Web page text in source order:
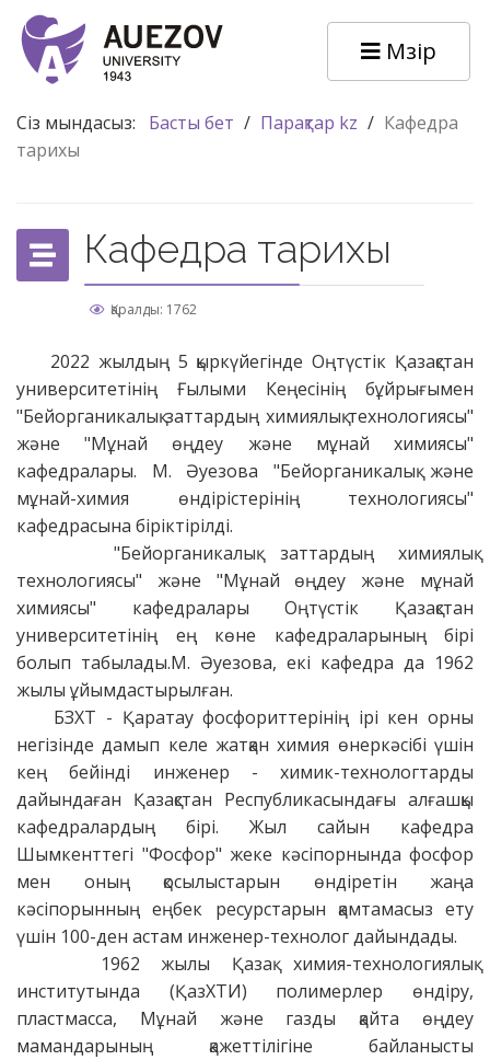
Мәзір
Сіз мындасыз: Басты бет / Парақтар kz / Кафедра
тарихы
Кафедра тарихы
Қаралды: 1762
2022 жылдың 5 қыркүйегінде Оңтүстік Қазақстан
университетінің Ғылыми Кеңесінің бұйрығымен
"Бейорганикалық заттардың химиялық технологиясы"
және "Мұнай өңдеу және мұнай химиясы"
кафедралары. М. Әуезова "Бейорганикалық және
мұнай-химия өндірістерінің технологиясы"
кафедрасына біріктірілді.
"Бейорганикалық заттардың химиялық
технологиясы" және "Мұнай өңдеу және мұнай
химиясы" кафедралары Оңтүстік Қазақстан
университетінің ең көне кафедраларының бірі
болып табылады.М. Әуезова, екі кафедра да 1962
жылы ұйымдастырылған.
БЗХТ - Қаратау фосфориттерінің ірі кен орны
негізінде дамып келе жатқан химия өнеркәсібі үшін
кең бейінді инженер - химик-технологтарды
дайындаған Қазақстан Республикасындағы алғашқы
кафедралардың бірі. Жыл сайын кафедра
Шымкенттегі "Фосфор" жеке кәсіпорнында фосфор
мен оның қосылыстарын өндіретін жаңа
кәсіпорынның еңбек ресурстарын қамтамасыз ету
үшін 100-ден астам инженер-технолог дайындады.
1962 жылы Қазақ химия-технологиялық
институтында (ҚазХТИ) полимерлер өндіру,
пластмасса, Мұнай және газды қайта өңдеу
мамандарының қажеттілігіне байланысты